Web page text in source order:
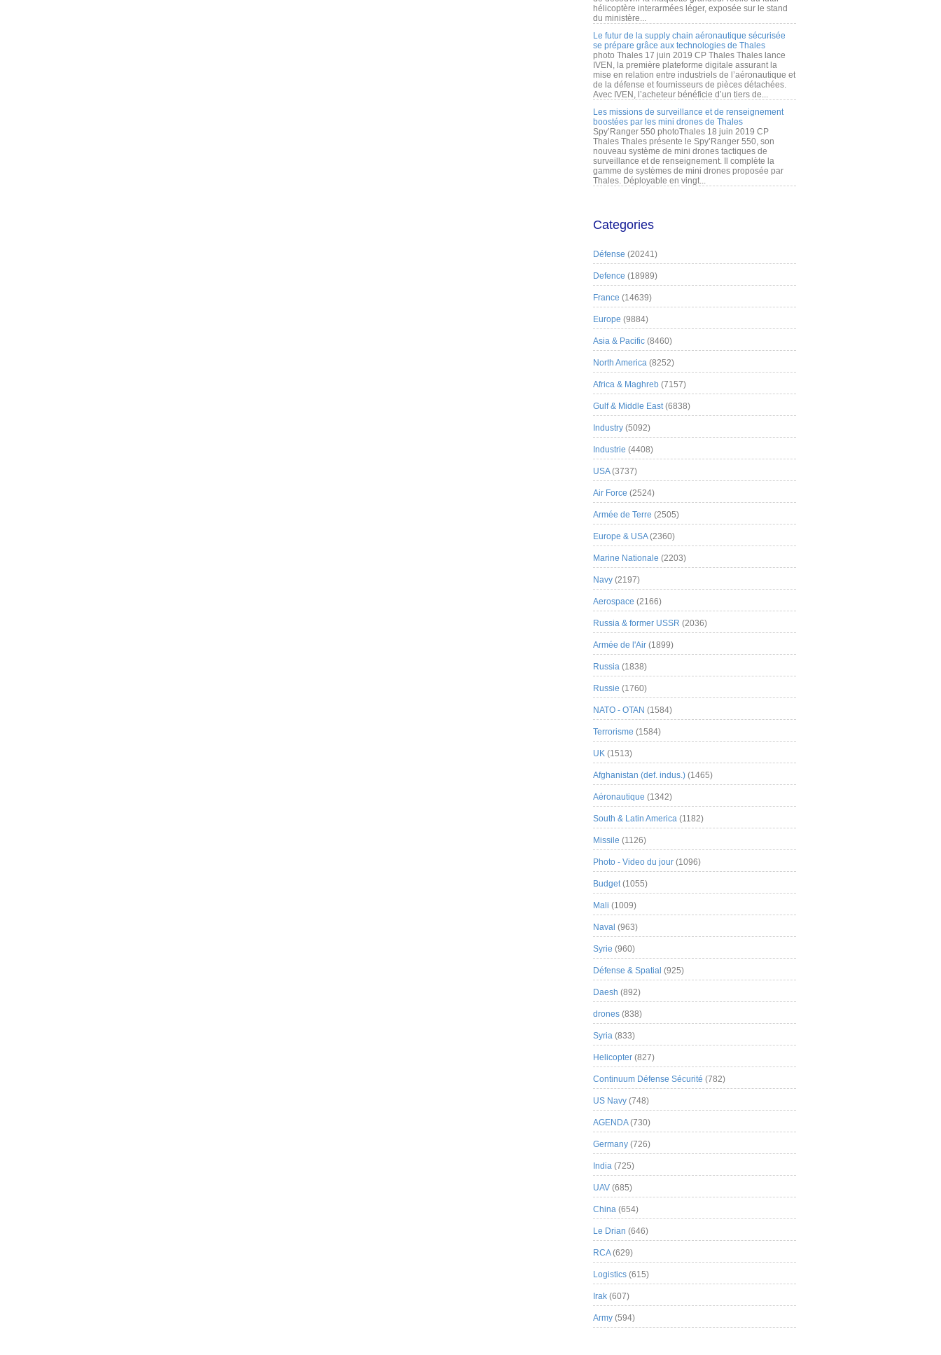
hélicoptère interarmées léger, exposée sur le stand
du ministère...
Le futur de la supply chain aéronautique sécurisée
se prépare grâce aux technologies de Thales
photo Thales 17 juin 2019 CP Thales Thales lance
IVEN, la première plateforme digitale assurant la
mise en relation entre industriels de l’aéronautique et
de la défense et fournisseurs de pièces détachées.
Avec IVEN, l’acheteur bénéficie d’un tiers de...
Les missions de surveillance et de renseignement
boostées par les mini drones de Thales
Spy’Ranger 550 photoThales 18 juin 2019 CP
Thales Thales présente le Spy’Ranger 550, son
nouveau système de mini drones tactiques de
surveillance et de renseignement. Il complète la
gamme de systèmes de mini drones proposée par
Thales. Déployable en vingt...
Categories
Défense (20241)
Defence (18989)
France (14639)
Europe (9884)
Asia & Pacific (8460)
North America (8252)
Africa & Maghreb (7157)
Gulf & Middle East(6838)
Industry (5092)
Industrie (4408)
USA(3737)
Air Force (2524)
Armée de Terre (2505)
Europe & USA(2360)
Marine Nationale (2203)
Navy (2197)
Aerospace (2166)
Russia & former USSR (2036)
Armée de l'Air (1899)
Russia (1838)
Russie (1760)
NATO - OTAN (1584)
Terrorisme (1584)
UK (1513)
Afghanistan (def. indus.) (1465)
Aéronautique (1342)
South & Latin America (1182)
Missile (1126)
Photo - Video du jour (1096)
Budget(1055)
Mali (1009)
Naval (963)
Syrie (960)
Défense & Spatial (925)
Daesh (892)
drones (838)
Syria (833)
Helicopter (827)
Continuum Défense Sécurité (782)
US Navy (748)
AGENDA(730)
Germany (726)
India (725)
UAV (685)
China (654)
Le Drian (646)
RCA(629)
Logistics (615)
Irak (607)
Army (594)